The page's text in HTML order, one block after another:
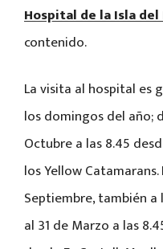
Hospital de la Isla del
contenido.
La visita al hospital es
los domingos del año;
Octubre a las 8.45
los Yellow
Septiembre, también a
al 31 de Marzo a las